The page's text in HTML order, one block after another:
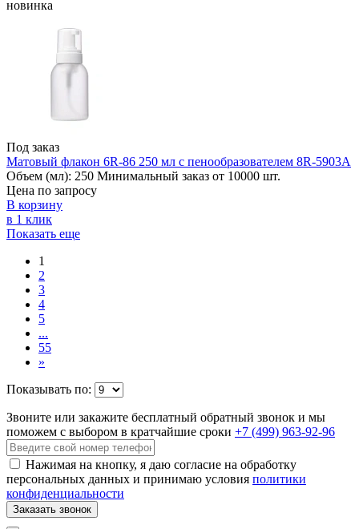
новинка
Под заказ
Матовый флакон 6R-86 250 мл с пенообразователем 8R-5903A
Объем (мл): 250 Минимальный заказ от 10000 шт.
Цена по запросу
В корзину
в 1 клик
Показать еще
1
2
3
4
5
...
55
»
Показывать по:
Звоните или закажите бесплатный обратный звонок и мы
поможем с выбором в кратчайшие сроки +7 (499) 963-92-96
Нажимая на кнопку, я даю согласие на обработку
персональных данных и принимаю условия политики
конфиденциальности
Заказать звонок